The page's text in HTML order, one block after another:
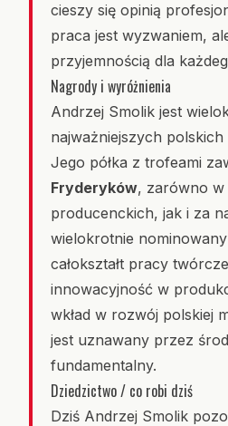
cieszy się opinią
praca jest wyzwaniem,
przyjemnością dla
Nagrody i wyróżnienia
Andrzej Smolik jest
najważniejszych
Jego półka z trofeami
Fryderyków, zarówno w
producenckich, jak i za
wielokrotnie
całokształt pracy
innowacyjność w
wkład w rozwój polskiej
jest uznawany przez
fundamentalny.
Dziedzictwo / co robi dziś
Dziś Andrzej Smolik